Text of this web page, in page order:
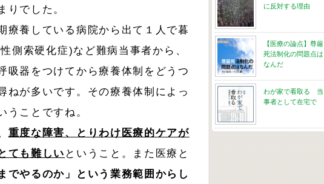
りでした。
養している病院から出て１人で暮
側索硬化症)など難病当事者から、
吸器をつけてから療養体制をどうつ
ねが多いです。その療養体制によっ
うことですね。
重度な障害、とりわけ医療的ケアが
ても難しい ということ。また医療と
でやるのか」という業務範囲からし
に反対する理由
【医療の論点】尊厳
死法制化の問題点は
なんだ
わが家で看取る 当
事者として在宅で